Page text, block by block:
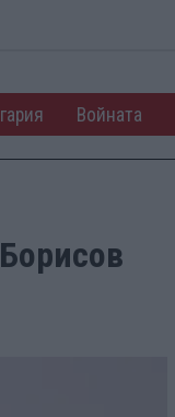
Войната